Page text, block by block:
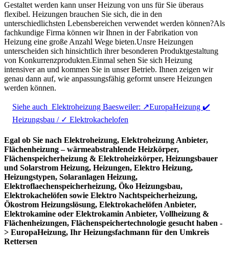
Gestaltet werden kann unser Heizung von uns für Sie überaus
flexibel. Heizungen brauchen Sie sich, die in den
unterschiedlichsten Lebensbereichen verwendet werden können?Als
fachkundige Firma können wir Ihnen in der Fabrikation von
Heizung eine große Anzahl Wege bieten.Unsre Heizungen
unterscheiden sich hinsichtlich ihrer besonderen Produktgestaltung
von Konkurrenzprodukten.Einmal sehen Sie sich Heizung
intensiver an und kommen Sie in unser Betrieb. Ihnen zeigen wir
genau dann auf, wie anpassungsfähig geformt unsere Heizungen
werden können.
Siehe auch Elektroheizung Baesweiler: ↗️EuropaHeizung ✔️
Heizungsbau / ✓ Elektrokachelofen
Egal ob Sie nach Elektroheizung, Elektroheizung Anbieter,
Flächenheizung – wärmeabstrahlende Heizkörper,
Flächenspeicherheizung & Elektroheizkörper, Heizungsbauer
und Solarstrom Heizung, Heizungen, Elektro Heizung,
Heizungstypen, Solaranlagen Heizung,
Elektroflaechenspeicherheizung, Öko Heizungsbau,
Elektrokachelöfen sowie Elektro Nachtspeicherheizung,
Ökostrom Heizungslösung, Elektrokachelöfen Anbieter,
Elektrokamine oder Elektrokamin Anbieter, Vollheizung &
Flächenheizungen, Flächenspeichertechnologie gesucht haben -
> EuropaHeizung, Ihr Heizungsfachmann für den Umkreis
Rettersen